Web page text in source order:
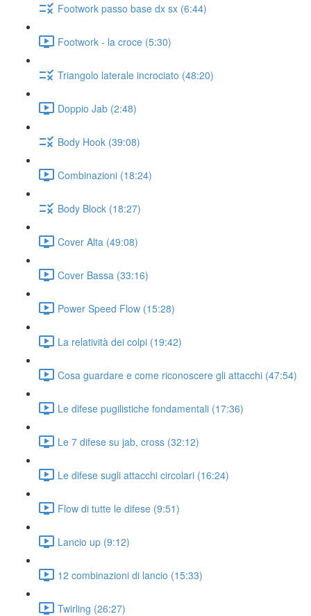
Footwork passo base dx sx (6:44)
Footwork - la croce (5:30)
Triangolo laterale incrociato (48:20)
Doppio Jab (2:48)
Body Hook (39:08)
Combinazioni (18:24)
Body Block (18:27)
Cover Alta (49:08)
Cover Bassa (33:16)
Power Speed Flow (15:28)
La relatività dei colpi (19:42)
Cosa guardare e come riconoscere gli attacchi (47:54)
Le difese pugilistiche fondamentali (17:36)
Le 7 difese su jab, cross (32:12)
Le difese sugli attacchi circolari (16:24)
Flow di tutte le difese (9:51)
Lancio up (9:12)
12 combinazioni di lancio (15:33)
Twirling (26:27)